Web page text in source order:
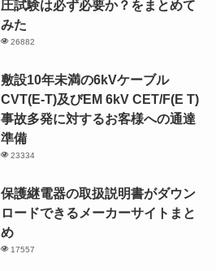
圧試験は必ず必要か？をまとめて
みた
26882
敷設10年未満の6kVケーブル
CVT(E-T)及びEM 6kV CET/F(E T)
事故多発に対するお客様への通達
準備
23334
保護継電器の取扱説明書がダウン
ロードできるメーカーサイトまと
め
17557